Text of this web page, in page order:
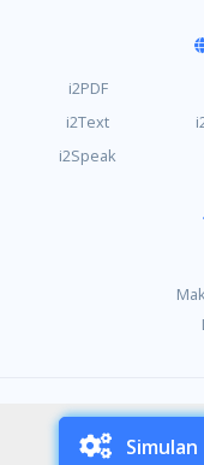
Simulan
i2PDF
i2Text
i2Speak
Pagkapribado
Copyright ©